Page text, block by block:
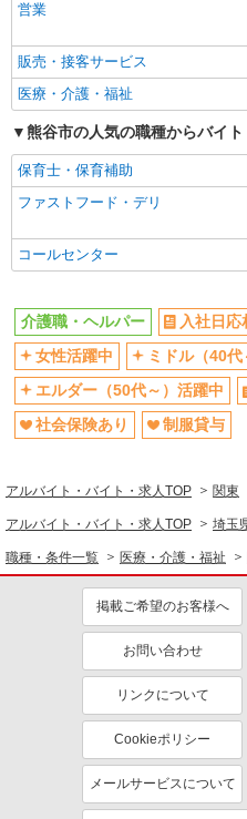
交通費支給
制服貸与
給与前払いOK
フリーター歓迎
週2～3日勤務OK
昼
髪型・髪色自由
ネイルOK
バイク通勤OK
社員登用あり
同じ職種から求人を探す
医療・
介護職・ヘルパー
ミドル（40代～）活躍中
社会保険あり
車通勤OK
社員登用あり
営業
販売・接客サービス
医療・介護・福祉
熊谷市の人気の職種からバイ
保育士・保育補助
ファストフード・デリ
コールセンター
介護職・ヘルパー 入社日応
女性活躍中
ミドル（40
エルダー（50代～）活躍中
社会保険あり
制服貸与
アルバイト・バイト・求人TOP 関東
アルバイト・バイト・求人TOP 埼玉
職種・条件一覧 医療・介護・福祉
掲載ご希望のお客様へ
お問い合わせ
リンクについて
Cookieポリシー
メールサービスについて